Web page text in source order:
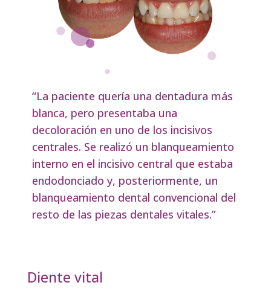
“La paciente quería una dentadura más
blanca, pero presentaba una
decoloración en uno de los incisivos
centrales. Se realizó un blanqueamiento
interno en el incisivo central que estaba
endodonciado y, posteriormente, un
blanqueamiento dental convencional del
resto de las piezas dentales vitales.”
Diente vital